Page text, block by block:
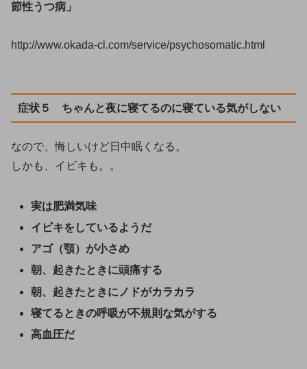
節性うつ病」
http://www.okada-cl.com/service/psychosomatic.html
症状５ ちゃんと夜に寝てるのに寝ている気がしない
なので、悔しいけど日中眠くなる。
しかも、イビキも。。
実は肥満気味
イビキをしているようだ
アゴ（顎）が小さめ
朝、起きたときに頭痛する
朝、起きたときにノドがカラカラ
寝てるときの呼吸が不規則な気がする
高血圧だ